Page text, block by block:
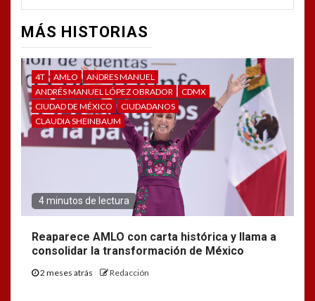
MÁS HISTORIAS
4T AMLO
ANDRES MANUEL
ANDRÉS MANUEL LÓPEZ OBRADOR
CDMX
CIUDAD DE MÉXICO
CIUDADANOS
CLAUDIA SHEINBAUM
4 minutos de lectura
Reaparece AMLO con carta histórica y llama a
consolidar la transformación de México
2 meses atrás Redacción